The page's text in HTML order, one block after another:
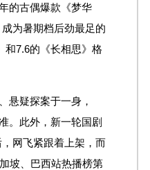
的古偶爆款《梦华
为暑期档后劲最足的
和7.6的《长相思》格
悬疑探案于一身，
。此外，新一轮国剧
网飞紧跟着上架，而
坡、巴西站热播榜第